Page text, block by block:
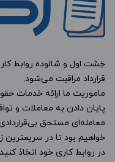
خِشت اول و شالوده روابط
قرارداد مراقبت می‌شود.
ماموریت ما ارائه خدمات
پایان دادن به معاملات و
معامله‌ای مستحق
خواهیم بود تا در
در روابط کاری خود اتخاذ